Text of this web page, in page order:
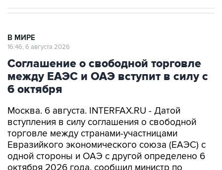
В МИРЕ
16:46, 6 августа 2026
Соглашение о свободной торговле
между ЕАЭС и ОАЭ вступит в силу с
6 октября
Москва. 6 августа. INTERFAX.RU - Датой
вступления в силу соглашения о свободной
торговле между странами-участницами
Евразийкого экономического союза (ЕАЭС) с
одной стороны и ОАЭ с другой определено 6